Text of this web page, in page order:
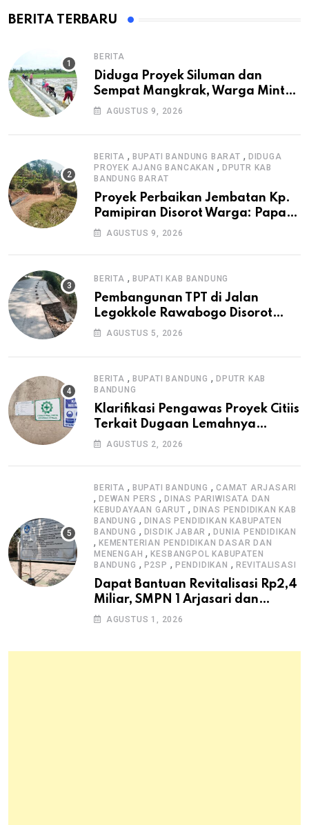
BERITA TERBARU
BERITA
Diduga Proyek Siluman dan
Sempat Mangkrak, Warga Minta
APH Usut Tuntas Pembangunan
AGUSTUS 9, 2026
BERITA , BUPATI BANDUNG BARAT , DIDUGA
PROYEK AJANG BANCAKAN , DPUTR KAB
BANDUNG BARAT
Proyek Perbaikan Jembatan Kp.
Pamipiran Disorot Warga: Papan
Informasi Tak Cantumkan PPK,
AGUSTUS 9, 2026
BERITA , BUPATI KAB BANDUNG
Pembangunan TPT di Jalan
Legokkole Rawabogo Disorot
Warga, Selesai Tanpa Papan
AGUSTUS 5, 2026
BERITA , BUPATI BANDUNG ,DPUTR KAB
BANDUNG
Klarifikasi Pengawas Proyek Citiis
Terkait Dugaan Lemahnya
Pengawasan K3
AGUSTUS 2, 2026
BERITA , BUPATI BANDUNG ,CAMAT ARJASARI
, DEWAN PERS , DINAS PARIWISATA DAN
KEBUDAYAAN GARUT , DINAS PENDIDIKAN KAB
BANDUNG , DINAS PENDIDIKAN KABUPATEN
BANDUNG , DISDIK JABAR ,DUNIA PENDIDIKAN
, KEMENTERIAN PENDIDIKAN DASAR DAN
MENENGAH ,KESBANGPOL KABUPATEN
BANDUNG , P2SP , PENDIDIKAN , REVITALISASI
Dapat Bantuan Revitalisasi Rp2,4
Miliar, SMPN 1 Arjasari dan
Masyarakat Sambut Antusias
AGUSTUS 1, 2026